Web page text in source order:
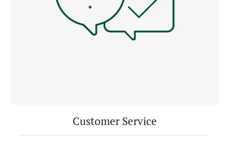
Customer Service